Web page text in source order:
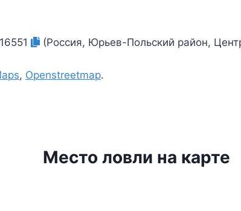
(Россия, Юрьев-Польский район,
, Openstreetmap.
Место ловли на карте